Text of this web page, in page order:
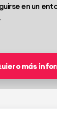
en un
más